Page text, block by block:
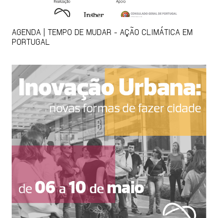
AGENDA | TEMPO DE MUDAR - AÇÃO CLIMÁTICA EM
PORTUGAL